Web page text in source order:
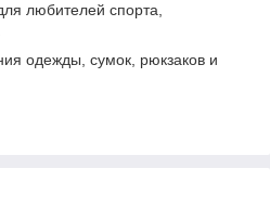
любителей спорта,
одежды, сумок, рюкзаков и